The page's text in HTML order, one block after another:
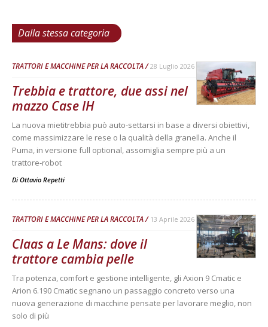
Dalla stessa categoria
TRATTORI E MACCHINE PER LA RACCOLTA 28 Luglio 2026
Trebbia e trattore, due assi nel
mazzo Case IH
La nuova mietitrebbia può auto-settarsi in base a diversi obiettivi,
come massimizzare le rese o la qualità della granella. Anche il
Puma, in versione full optional, assomiglia sempre più a un
trattore-robot
Di Ottavio Repetti
TRATTORI E MACCHINE PER LA RACCOLTA 13 Aprile 2026
Claas a Le Mans: dove il
trattore cambia pelle
Tra potenza, comfort e gestione intelligente, gli Axion 9 Cmatic e
Arion 6.190 Cmatic segnano un passaggio concreto verso una
nuova generazione di macchine pensate per lavorare meglio, non
solo di più